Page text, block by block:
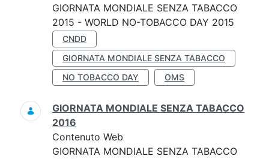
GIORNATA MONDIALE SENZA TABACCO
2015 - WORLD NO-TOBACCO DAY 2015
CNDD
GIORNATA MONDIALE SENZA TABACCO
NO TOBACCO DAY
OMS
GIORNATA MONDIALE SENZA TABACCO
2016
Contenuto Web
GIORNATA MONDIALE SENZA TABACCO